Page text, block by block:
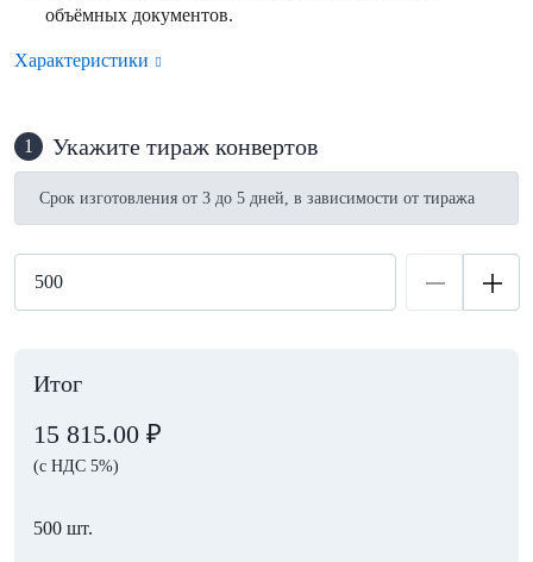
объёмных документов.
Характеристики
1 Укажите тираж конвертов
Срок изготовления от 3 до 5 дней, в зависимости от тиража
Итог
15 815.00 ₽
(с НДС 5%)
500 шт.